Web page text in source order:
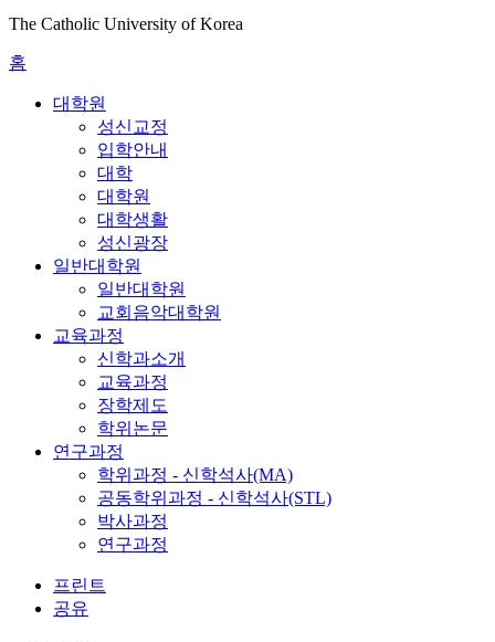
The Catholic University of Korea
홈
대학원
성신교정
입학안내
대학
대학원
대학생활
성신광장
일반대학원
일반대학원
교회음악대학원
교육과정
신학과소개
교육과정
장학제도
학위논문
연구과정
학위과정 - 신학석사(MA)
공동학위과정 - 신학석사(STL)
박사과정
연구과정
프린트
공유